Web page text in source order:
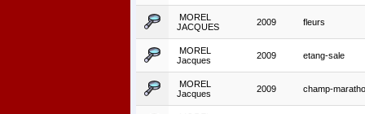
MOREL
JACQUES
2009 fleurs
MOREL
Jacques
2009 etang-sale
MOREL
Jacques
2009 champ-